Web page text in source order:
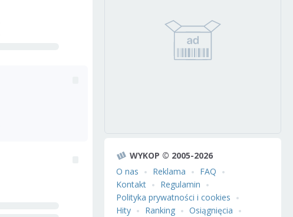
WYKOP © 2005-2026
O nas
Reklama
FAQ
Kontakt
Regulamin
Polityka prywatności i cookies
Hity
Ranking
Osiągnięcia